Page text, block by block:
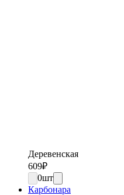
Деревенская
609₽
0шт
Карбонара